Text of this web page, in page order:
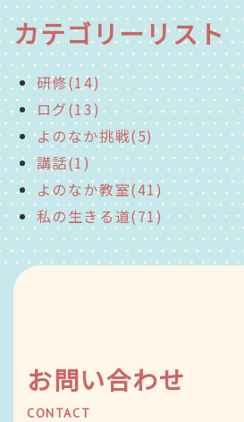
カテゴリーリスト
研修(14)
ログ(13)
よのなか挑戦(5)
講話(1)
よのなか教室(41)
私の生きる道(71)
お問い合わせ
CONTACT